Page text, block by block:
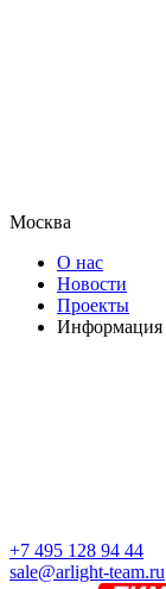
Москва
О нас
Новости
Проекты
Информация
+7 495 128 94 44
sale@arlight-team.ru